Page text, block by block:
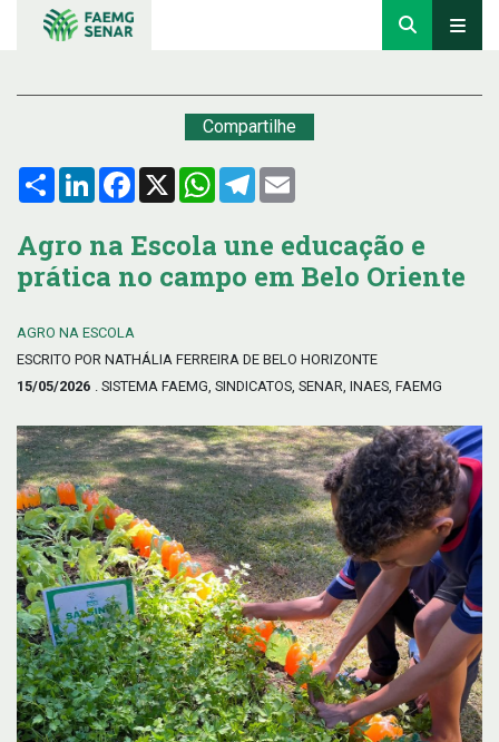
Compartilhe
Compartilhar
LinkedInFacebook
X WhatsApp
Telegram
Agro na Escola une educação e
prática no campo em Belo Oriente
AGRO NA ESCOLA
ESCRITO POR NATHÁLIA FERREIRA DE BELO HORIZONTE
15/05/2026 . SISTEMA FAEMG, SINDICATOS, SENAR, INAES, FAEMG